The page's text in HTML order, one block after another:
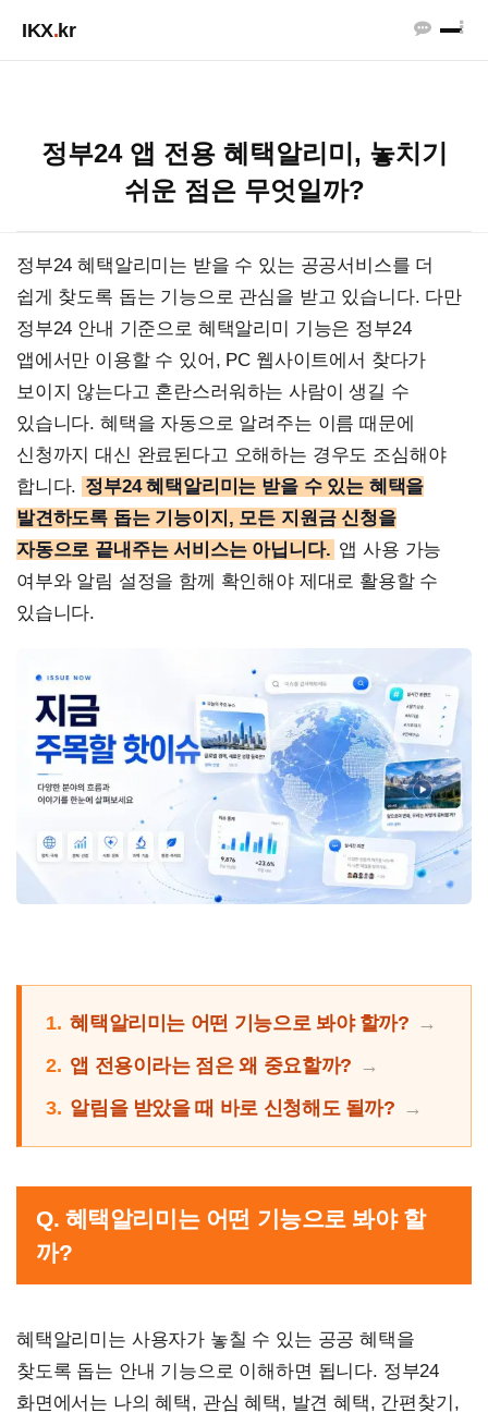
IKX.kr
정부24 앱 전용 혜택알리미, 놓치기
쉬운 점은 무엇일까?
정부24 혜택알리미는 받을 수 있는 공공서비스를 더
쉽게 찾도록 돕는 기능으로 관심을 받고 있습니다. 다만
정부24 안내 기준으로 혜택알리미 기능은 정부24
앱에서만 이용할 수 있어, PC 웹사이트에서 찾다가
보이지 않는다고 혼란스러워하는 사람이 생길 수
있습니다. 혜택을 자동으로 알려주는 이름 때문에
신청까지 대신 완료된다고 오해하는 경우도 조심해야
합니다. 정부24 혜택알리미는 받을 수 있는 혜택을
발견하도록 돕는 기능이지, 모든 지원금 신청을
자동으로 끝내주는 서비스는 아닙니다. 앱 사용 가능
여부와 알림 설정을 함께 확인해야 제대로 활용할 수
있습니다.
1. 혜택알리미는 어떤 기능으로 봐야 할까?
2. 앱 전용이라는 점은 왜 중요할까?
3. 알림을 받았을 때 바로 신청해도 될까?
Q. 혜택알리미는 어떤 기능으로 봐야 할
까?
혜택알리미는 사용자가 놓칠 수 있는 공공 혜택을
찾도록 돕는 안내 기능으로 이해하면 됩니다. 정부24
화면에서는 나의 혜택, 관심 혜택, 발견 혜택, 간편찾기,